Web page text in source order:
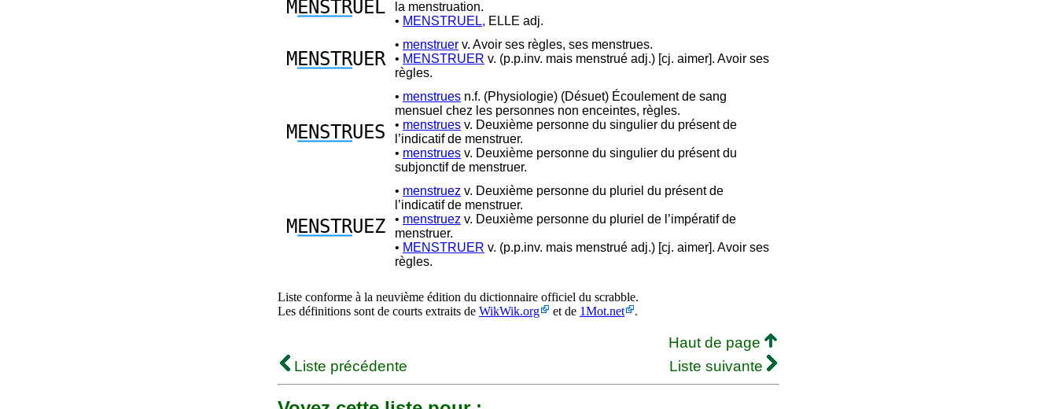
M ENSTRUEL
la menstruation.
• MENSTRUEL, ELLE adj.
M ENSTRUER
• menstruer v. Avoir ses règles, ses menstrues.
• MENSTRUER v. (p.p.inv. mais menstrué adj.) [cj. aimer]. Avoir ses
règles.
M ENSTRUES
• menstrues n.f. (Physiologie) (Désuet) Écoulement de sang
mensuel chez les personnes non enceintes, règles.
• menstrues v. Deuxième personne du singulier du présent de
l’indicatif de menstruer.
• menstrues v. Deuxième personne du singulier du présent du
subjonctif de menstruer.
M ENSTRUEZ
• menstruez v. Deuxième personne du pluriel du présent de
l’indicatif de menstruer.
• menstruez v. Deuxième personne du pluriel de l’impératif de
menstruer.
• MENSTRUER v. (p.p.inv. mais menstrué adj.) [cj. aimer]. Avoir ses
règles.
Liste conforme à la neuvième édition du dictionnaire officiel du scrabble.
Les définitions sont de courts extraits de WikWik.org et de 1Mot.net .
Haut de page
Liste précédente
Liste suivante